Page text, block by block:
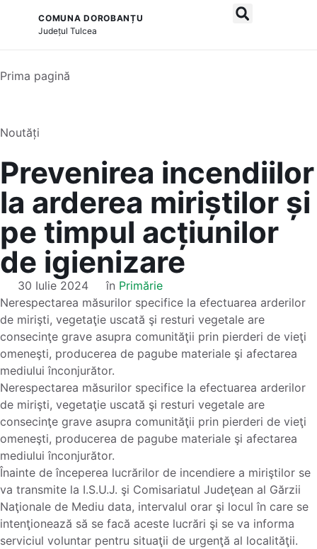
COMUNA DOROBANȚU
JudețulTulcea
Prima pagină
Noutăți
Prevenirea incendiilor
la arderea miriștilor și
pe timpul acțiunilor
de igienizare
30 Iulie 2024 în Primărie
Nerespectarea măsurilor specifice la efectuarea arderilor
de mirişti, vegetaţie uscată şi resturi vegetale are
consecinţe grave asupra comunităţii prin pierderi de vieţi
omeneşti, producerea de pagube materiale şi afectarea
mediului înconjurător.
Nerespectarea măsurilor specifice la efectuarea arderilor
de mirişti, vegetaţie uscată şi resturi vegetale are
consecinţe grave asupra comunităţii prin pierderi de vieţi
omeneşti, producerea de pagube materiale şi afectarea
mediului înconjurător.
Înainte de începerea lucrărilor de incendiere a miriştilor se
va transmite la I.S.U.J. şi Comisariatul Judeţean al Gărzii
Naţionale de Mediu data, intervalul orar şi locul în care se
intenţionează să se facă aceste lucrări şi se va informa
serviciul voluntar pentru situaţii de urgenţă al localităţii.